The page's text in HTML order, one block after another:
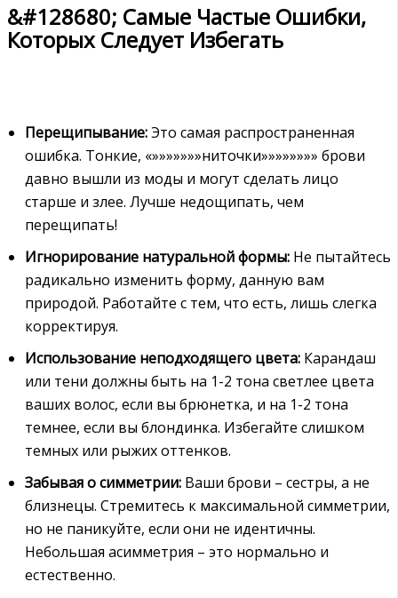
&#128680; Самые Частые Ошибки,
Которых Следует Избегать
Перещипывание:Это самая распространенная
ошибка. Тонкие, «»»»»»»»ниточки»»»»»»»» брови
давно вышли из моды и могут сделать лицо
старше и злее. Лучше недощипать, чем
перещипать!
Игнорирование натуральной формы: Не пытайтесь
радикально изменить форму, данную вам
природой. Работайте с тем, что есть, лишь слегка
корректируя.
Использование неподходящего цвета: Карандаш
или тени должны быть на 1-2 тона светлее цвета
ваших волос, если вы брюнетка, и на 1-2 тона
темнее, если вы блондинка. Избегайте слишком
темных или рыжих оттенков.
Забывая о симметрии: Ваши брови – сестры, а не
близнецы. Стремитесь к максимальной симметрии,
но не паникуйте, если они не идентичны.
Небольшая асимметрия – это нормально и
естественно.